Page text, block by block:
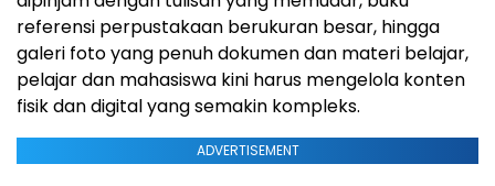
referensi perpustakaan berukuran besar, hingga
galeri foto yang penuh dokumen dan materi belajar,
pelajar dan mahasiswa kini harus mengelola konten
fisik dan digital yang semakin kompleks.
ADVERTISEMENT